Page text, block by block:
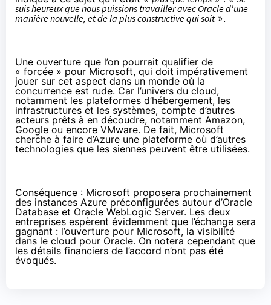
suis heureux que nous puissions travailler avec Oracle d'une
manière nouvelle, et de la plus constructive qui soit».
Une ouverture que l’on pourrait qualifier de
« forcée » pour Microsoft, qui doit impérativement
jouer sur cet aspect dans un monde où la
concurrence est rude. Car l’univers du cloud,
notamment les plateformes d’hébergement, les
infrastructures et les systèmes, compte d’autres
acteurs prêts à en découdre, notamment Amazon,
Google ou encore VMware. De fait, Microsoft
cherche à faire d’Azure une plateforme où d’autres
technologies que les siennes peuvent être utilisées.
Conséquence : Microsoft proposera prochainement
des instances Azure préconfigurées autour d’Oracle
Database et Oracle WebLogic Server. Les deux
entreprises espèrent évidemment que l’échange sera
gagnant : l’ouverture pour Microsoft, la visibilité
dans le cloud pour Oracle. On notera cependant que
les détails financiers de l’accord n’ont pas été
évoqués.